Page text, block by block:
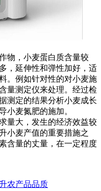
，小麦蛋白质含量较
，延伸性和弹性加好，适
。例如针对性的对小麦施
量测定仪来处理。经过检
测定的结果分析小麦成长
小麦氮肥的施加。
大，发生的经济效益较
小麦产值的重要措施之
含量的丈量，在一定程度
农产品品质